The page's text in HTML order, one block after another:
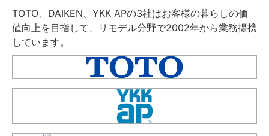
TOTO、DAIKEN、YKK APの3社はお客様の暮らしの価
値向上を目指して、リモデル分野で2002年から業務提携
しています。